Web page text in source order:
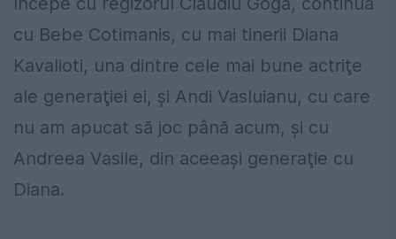
cu Bebe Cotimanis, cu mai tinerii Diana
Kavalioti, una dintre cele mai bune actriţe
ale generaţiei ei, şi Andi Vasluianu, cu care
nu am apucat să joc până acum, şi cu
Andreea Vasile, din aceeaşi generaţie cu
Diana.